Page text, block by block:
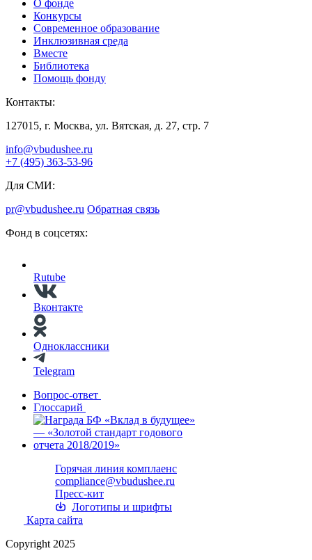
О фонде
Конкурсы
Современное образование
Инклюзивная среда
Вместе
Библиотека
Помощь фонду
Контакты:
127015, г. Москва, ул. Вятская, д. 27, стр. 7
info@vbudushee.ru
+7 (495) 363-53-96
Для СМИ:
pr@vbudushee.ru Обратная связь
Фонд в соцсетях:
Rutube
Вконтакте
Одноклассники
Telegram
Вопрос-ответ
Глоссарий
Горячая линия комплаенс
compliance@vbudushee.ru
Пресс-кит
Логотипы и шрифты
Карта сайта
Copyright 2025